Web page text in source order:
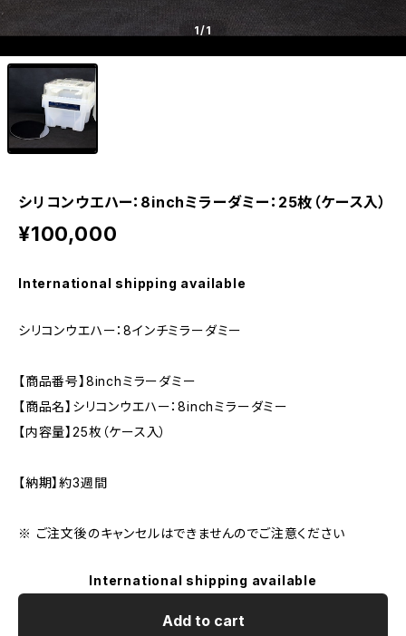
1/1
シリコンウエハー：8inchミラーダミー：25枚（ケース入）
¥100,000
International shipping available
シリコンウエハー：8インチミラーダミー
【商品番号】8inchミラーダミー
【商品名】シリコンウエハー：8inchミラーダミー
【内容量】25枚（ケース入）
【納期】約3週間
※ ご注文後のキャンセルはできませんのでご注意ください
International shipping available
Add to cart